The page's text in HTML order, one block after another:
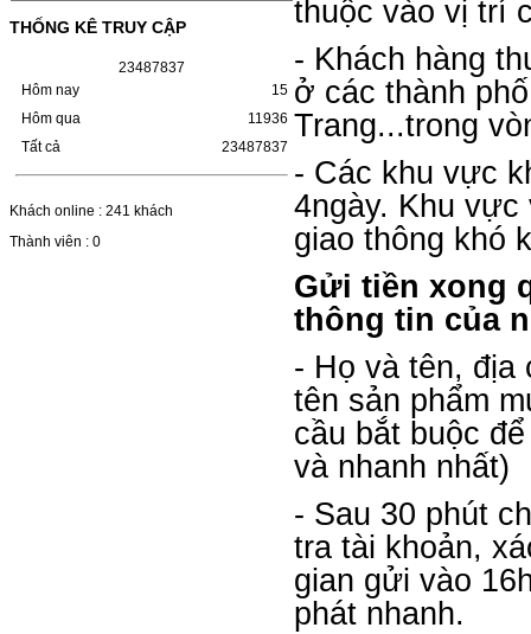
Chọn mua
THỐNG KÊ TRUY CẬP
23487837
Hôm nay
Hôm qua
Tất cả
15
11936
23487837
Khách online : 241 khách
Thành viên : 0
thuộc vào vị trí
- Khách hàng
ở các thành
Trang...trong
- Các khu vực
4ngày. Khu
giao thông khó
Gửi tiền xong
thông tin của
- Họ và tên, địa
tên sản phẩm
cầu bắt buộc
và nhanh nhất)
- Sau 30 phút
tra tài khoản,
gian gửi vào
phát nhanh.